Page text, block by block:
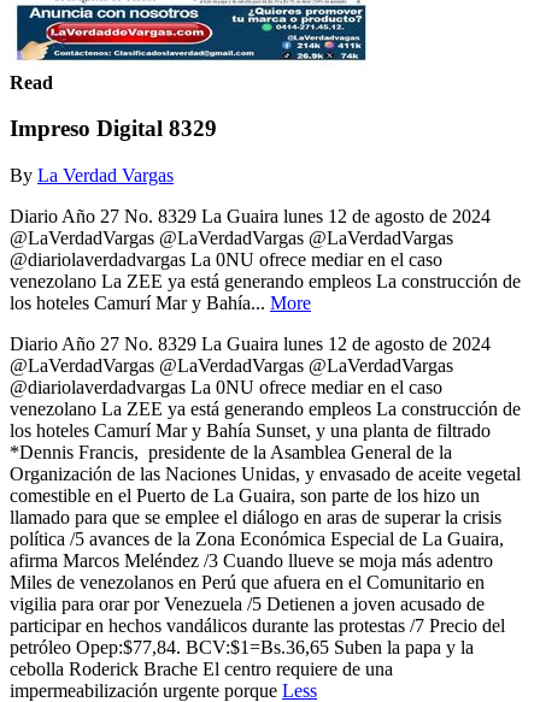
Read
Impreso Digital 8329
By La Verdad Vargas
Diario Año 27 No. 8329 La Guaira lunes 12 de agosto de 2024
@LaVerdadVargas @LaVerdadVargas @LaVerdadVargas
@diariolaverdadvargas La 0NU ofrece mediar en el caso
venezolano La ZEE ya está generando empleos La construcción de
los hoteles Camurí Mar y Bahía... More
Diario Año 27 No. 8329 La Guaira lunes 12 de agosto de 2024
@LaVerdadVargas @LaVerdadVargas @LaVerdadVargas
@diariolaverdadvargas La 0NU ofrece mediar en el caso
venezolano La ZEE ya está generando empleos La construcción de
los hoteles Camurí Mar y Bahía Sunset, y una planta de filtrado
*Dennis Francis, presidente de la Asamblea General de la
Organización de las Naciones Unidas, y envasado de aceite vegetal
comestible en el Puerto de La Guaira, son parte de los hizo un
llamado para que se emplee el diálogo en aras de superar la crisis
política /5 avances de la Zona Económica Especial de La Guaira,
afirma Marcos Meléndez /3 Cuando llueve se moja más adentro
Miles de venezolanos en Perú que afuera en el Comunitario en
vigilia para orar por Venezuela /5 Detienen a joven acusado de
participar en hechos vandálicos durante las protestas /7 Precio del
petróleo Opep:$77,84. BCV:$1=Bs.36,65 Suben la papa y la
cebolla Roderick Brache El centro requiere de una
impermeabilización urgente porque Less